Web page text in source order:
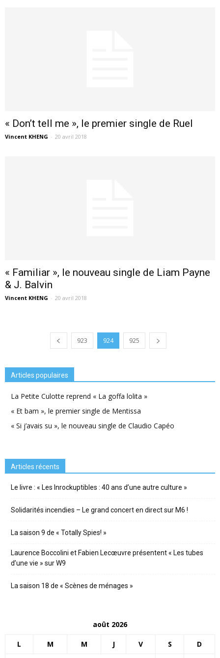
« Don’t tell me », le premier single de Ruel
Vincent KHENG - 20 avril 2018
« Familiar », le nouveau single de Liam Payne
& J. Balvin
Vincent KHENG - 20 avril 2018
923 924 925
Articles populaires
La Petite Culotte reprend « La goffa lolita »
« Et bam », le premier single de Mentissa
« Si j’avais su », le nouveau single de Claudio Capéo
Articles récents
Le livre : « Les Inrockuptibles : 40 ans d’une autre culture »
Solidarités incendies – Le grand concert en direct sur M6 !
La saison 9 de « Totally Spies! »
Laurence Boccolini et Fabien Lecœuvre présentent « Les tubes
d’une vie » sur W9
La saison 18 de « Scènes de ménages »
août 2026
L M M J V S D